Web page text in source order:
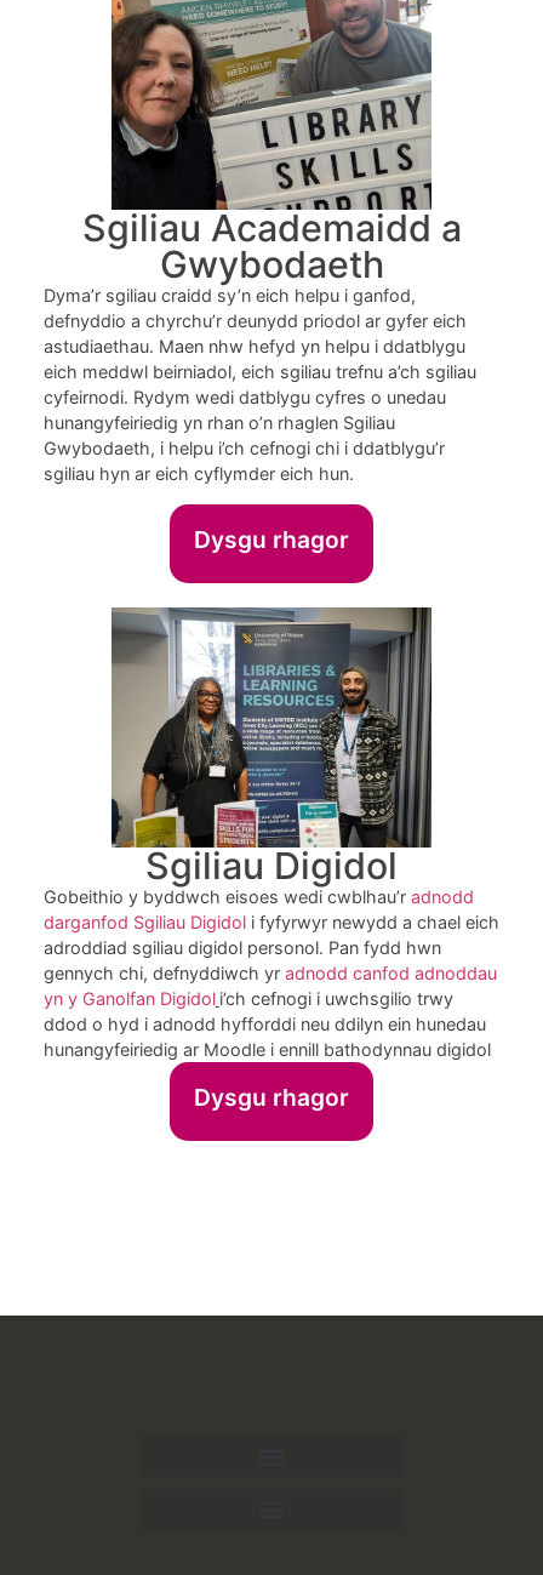
Sgiliau Academaidd a
Gwybodaeth
Dyma’r sgiliau craidd sy’n eich helpu i ganfod,
defnyddio a chyrchu’r deunydd priodol ar gyfer eich
astudiaethau. Maen nhw hefyd yn helpu i ddatblygu
eich meddwl beirniadol, eich sgiliau trefnu a’ch sgiliau
cyfeirnodi. Rydym wedi datblygu cyfres o unedau
hunangyfeiriedig yn rhan o’n rhaglen Sgiliau
Gwybodaeth, i helpu i’ch cefnogi chi i ddatblygu’r
sgiliau hyn ar eich cyflymder eich hun.
Dysgu rhagor
Sgiliau Digidol
Gobeithio y byddwch eisoes wedi cwblhau’r adnodd
darganfod Sgiliau Digidoli fyfyrwyr newydd a chael eich
adroddiad sgiliau digidol personol. Pan fydd hwn
gennych chi, defnyddiwch yr adnodd canfod adnoddau
yn y Ganolfan Digidol i’ch cefnogi i uwchsgilio trwy
ddod o hyd i adnodd hyfforddi neu ddilyn ein hunedau
hunangyfeiriedig ar Moodle i ennill bathodynnau digidol
Dysgu rhagor